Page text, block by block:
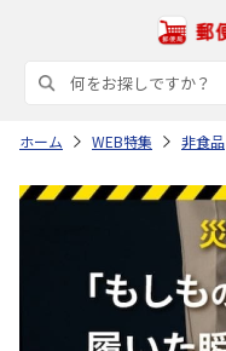
ホーム WEB特集 非食品